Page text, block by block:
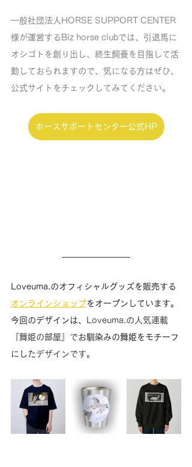
一般社団法人HORSE SUPPORT CENTER
様が運営するBiz horse clubでは、引退馬に
オシゴトを創り出し、終生飼養を目指して活
動しておられますので、気になる方はぜひ、
公式サイトをチェックしてみてください。
ホースサポートセンター公式HP
Loveuma.のオフィシャルグッズを販売する
オンラインショップをオープンしています。
今回のデザインは、
Loveuma.の人気連載
『舞姫の部屋』でお馴染みの舞姫をモチーフ
にしたデザインです。